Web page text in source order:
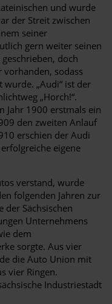
und wurde
der Streit zwischen
seiner
gern weiter seinen
doch
sodass
„Audi“ ist der
„Horch!“.
Jahr 1900 erstmals ein
den zweiten Anlauf
erschien der Audi
eigene
verstand, wurde
folgenden Jahren zur
der Sächsischen
Unternehmens
dem
sorgte. Aus vier
die Auto Union mit
vier Ringen.
Industriestadt